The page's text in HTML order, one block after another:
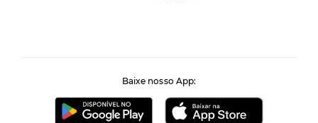
Baixe nosso App: